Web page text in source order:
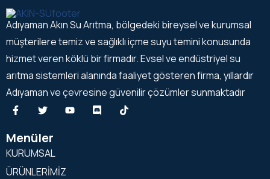
Adıyaman Akın Su Arıtma, bölgedeki bireysel ve kurumsal
müşterilere temiz ve sağlıklı içme suyu temini konusunda
hizmet veren köklü bir firmadır. Evsel ve endüstriyel su
arıtma sistemleri alanında faaliyet gösteren firma, yıllardır
Adıyaman ve çevresine güvenilir çözümler sunmaktadır
Menüler
KURUMSAL
ÜRÜNLERİMİZ